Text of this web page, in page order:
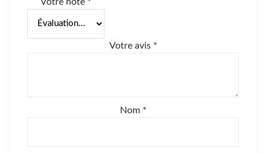
Votre avis *
Nom *